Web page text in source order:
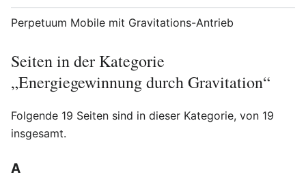
Perpetuum Mobile mit Gravitations-Antrieb
Seiten in der Kategorie
„Energiegewinnung durch Gravitation“
Folgende 19 Seiten sind in dieser Kategorie, von 19
insgesamt.
A